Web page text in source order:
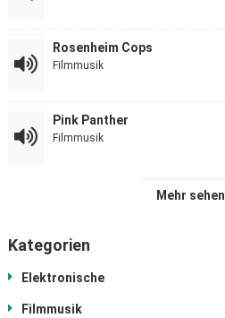
Rosenheim Cops
Filmmusik
Pink Panther
Filmmusik
Mehr sehen
Kategorien
Elektronische
Filmmusik